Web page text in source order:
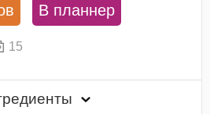
В планнер
15